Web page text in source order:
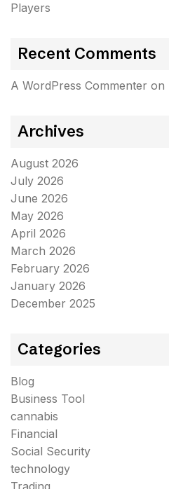
Players
Recent Comments
A WordPress Commenter on
Archives
August 2026
July 2026
June 2026
May 2026
April 2026
March 2026
February 2026
January 2026
December 2025
Categories
Blog
Business Tool
cannabis
Financial
Social Security
technology
Trading